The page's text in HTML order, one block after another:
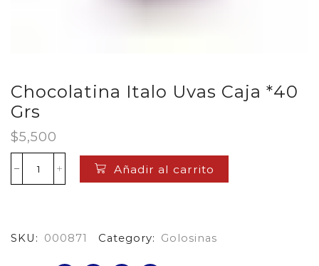
Chocolatina Italo Uvas Caja *40
Grs
$5,500
Chocolatina
Italo
Grs
Añadir al carrito
SKU: 000871 Category: Golosinas